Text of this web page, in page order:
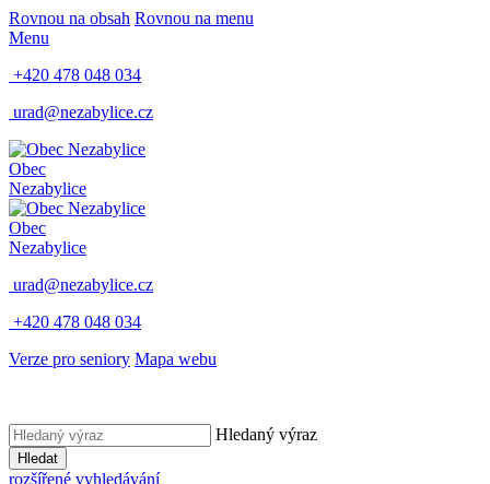
Rovnou na obsah Rovnou na menu
Menu
+420 478 048 034
urad@nezabylice.cz
Obec
Nezabylice
Obec
Nezabylice
urad@nezabylice.cz
+420 478 048 034
Verze pro seniory Mapa webu
Hledaný výraz
Hledat
rozšířené vyhledávání